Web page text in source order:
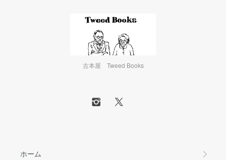
古本屋 Tweed Books
ホーム